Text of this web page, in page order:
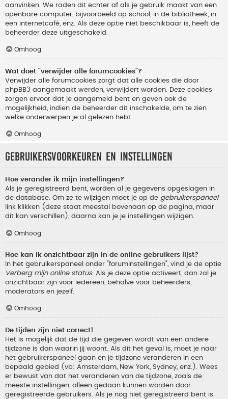
aanvinken. We raden dit echter af als je gebruik maakt van een
openbare computer, bijvoorbeeld op school, in de bibliotheek, in
een internetcafé, enz. Als deze optie niet beschikbaar is, heeft de
beheerder deze uitgeschakeld.
Omhoog
Wat doet "verwijder alle forumcookies"?
Verwijder alle forumcookies zorgt dat alle cookies die door
phpBB3 aangemaakt werden, verwijdert worden. Deze cookies
zorgen ervoor dat je aangemeld bent en geven ook de
mogelijkheid, indien de beheerder dit inschakelde, om te zien
welke onderwerpen je al gelezen hebt.
Omhoog
Gebruikersvoorkeuren en instellingen
Hoe verander ik mijn instellingen?
Als je geregistreerd bent, worden al je gegevens opgeslagen in
de database. Om ze te wijzigen moet je op de gebruikerspaneel
link klikken (deze staat meestal bovenaan op de pagina, maar
dit kan verschillen), daarna kan je je instellingen wijzigen.
Omhoog
Hoe kan ik onzichtbaar zijn in de online gebruikers lijst?
In het gebruikerspaneel onder "foruminstellingen", vind je de optie
Verberg mijn online status. Als je deze optie activeert, dan zal je
onzichtbaar zijn voor iedereen, behalve voor beheerders,
moderators en jezelf.
Omhoog
De tijden zijn niet correct!
Het is mogelijk dat de tijd die gegeven wordt van een andere
tijdzone is dan waarin jij woont. Als dit het geval is, moet je naar
het gebruikerspaneel gaan en je tijdzone veranderen in een
bepaald gebied (vb: Amsterdam, New York, Sydney, enz.). Wees
er bewust van dat het veranderen van de tijdzone, zoals de
meeste instellingen, alleen gedaan kunnen worden door
geregistreerde gebruikers. Als je nog niet geregistreerd bent is